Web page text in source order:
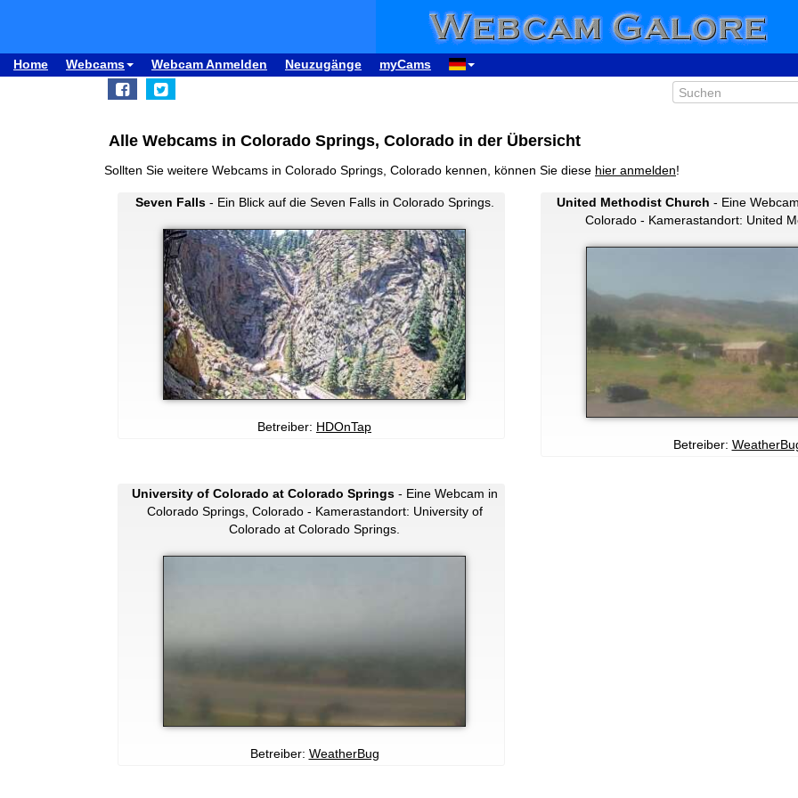
Home Webcams Webcam Anmelden Neuzugänge myCams
Alle Webcams in Colorado Springs, Colorado in der Übersicht
Sollten Sie weitere Webcams in Colorado Springs, Colorado kennen, können Sie diese hier anmelden!
Seven Falls- Ein Blick auf die Seven Falls in Colorado Springs.
Betreiber: HDOnTap
United Methodist Church - Eine
Colorado - Kamerastandort: United
Betreiber:
University of Colorado at Colorado Springs- Eine Webcam in
Colorado Springs, Colorado - Kamerastandort: University of
Colorado at Colorado Springs.
Betreiber: WeatherBug